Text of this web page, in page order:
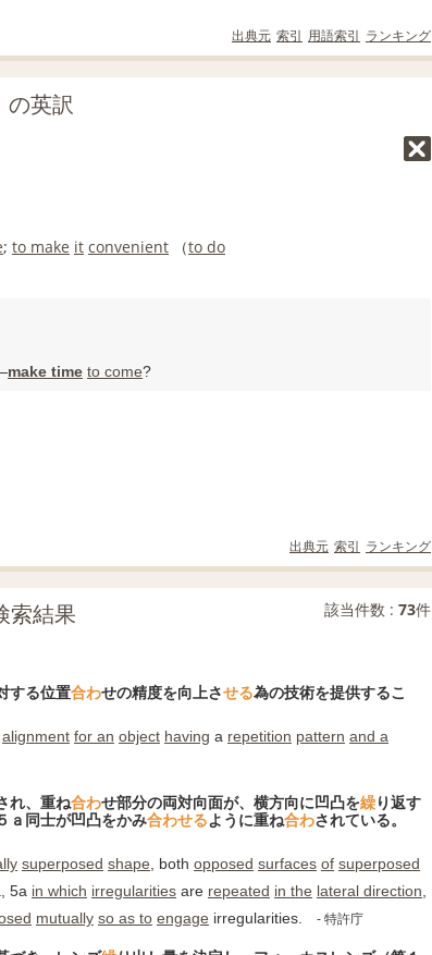
出典元 索引 用語索引 ランキング
の英訳
; to make it convenient （to do
make time to come?
出典元 索引 ランキング
索結果 該当件数 : 73件
する位置合わせの精度を向上させる為の技術を提供するこ
alignment for an object having a repetition pattern and a
れ、重ね合わせ部分の両対向面が、横方向に凹凸を繰り返す
ａ同士が凹凸をかみ合わせるように重ね合わされている。
superposed shape, both opposed surfaces of superposed
5a in which irregularities are repeated in the lateral direction,
mutually so as to engage irregularities. - 特許庁